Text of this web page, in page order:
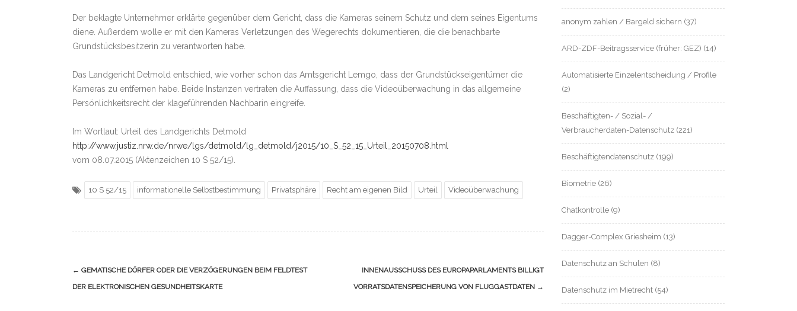
Der beklagte Unternehmer erklärte gegenüber dem Gericht, dass die Kameras seinem Schutz und dem seines Eigentums
diene. Außerdem wolle er mit den Kameras Verletzungen des Wegerechts dokumentieren, die die benachbarte
Grundstücksbesitzerin zu verantworten habe.
Das Landgericht Detmold entschied, wie vorher schon das Amtsgericht Lemgo, dass der Grundstückseigentümer die
Kameras zu entfernen habe. Beide Instanzen vertraten die Auffassung, dass die Videoüberwachung in das allgemeine
Persönlichkeitsrecht der klageführenden Nachbarin eingreife.
Im Wortlaut: Urteil des Landgerichts Detmold
http://www.justiz.nrw.de/nrwe/lgs/detmold/lg_detmold/j2015/10_S_52_15_Urteil_20150708.html
vom 08.07.2015 (Aktenzeichen 10 S 52/15).
10 S 52/15 informationelle Selbstbestimmung Privatsphäre Recht am eigenen Bild Urteil Videoüberwachung
Navigation
(Beiträge)
← GEMATISCHE DÖRFER ODER DIE VERZÖGERUNGEN BEIM FELDTEST
DER ELEKTRONISCHEN GESUNDHEITSKARTE
INNENAUSSCHUSS DES EUROPAPARLAMENTS BILLIGT
VORRATSDATENSPEICHERUNG VON FLUGGASTDATEN →
anonym zahlen / Bargeld sichern (37)
ARD-ZDF-Beitragsservice (früher: GEZ) (14)
Automatisierte Einzelentscheidung / Profile
(2)
Beschäftigten- / Sozial- /
Verbraucherdaten-Datenschutz (221)
Beschäftigtendatenschutz (199)
Biometrie (26)
Chatkontrolle (9)
Dagger-Complex Griesheim (13)
Datenschutz an Schulen (8)
Datenschutz im Mietrecht (54)